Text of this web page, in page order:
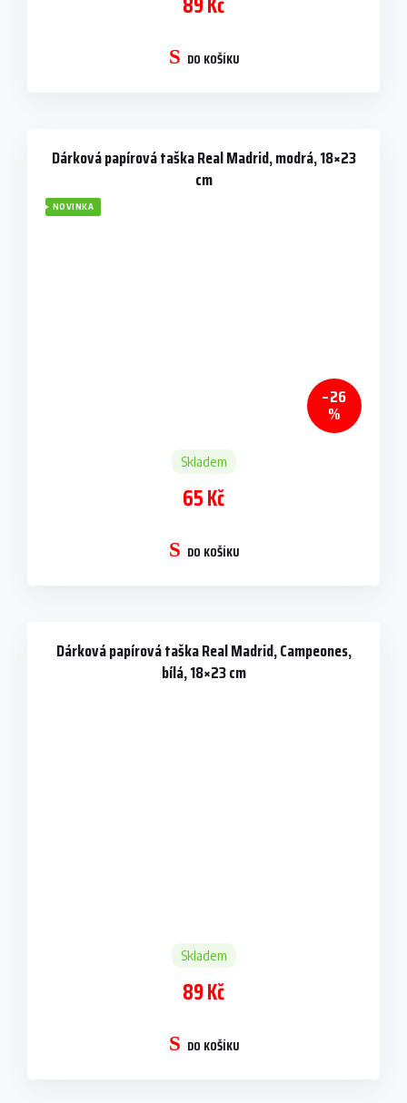
DO KOŠÍKU
Dárková papírová taška Real Madrid, modrá, 18×23
cm
NOVINKA
–26
%
Skladem
65 Kč
DO KOŠÍKU
Dárková papírová taška Real Madrid, Campeones,
bílá, 18×23 cm
Skladem
89 Kč
DO KOŠÍKU